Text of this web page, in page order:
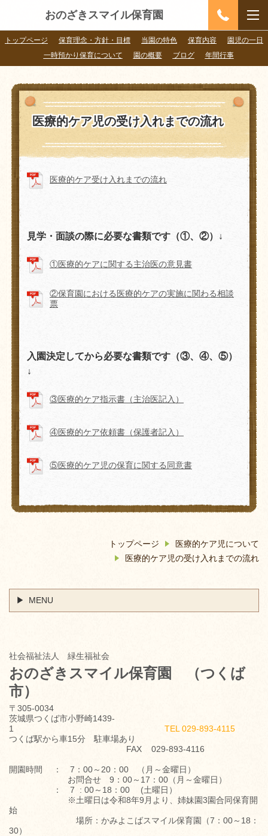
おのざきスマイル保育園
トップページ 保育理念・方針・目標 当園の特色 保育内容
園児の一日
一時預かり保育について
園の概要 ブログ 年間行事
医療的ケア児の受け入れまでの流れ
医療的ケア受け入れまでの流れ
見学・面談の際に必要な書類です（①、②）↓
①医療的ケアに関する主治医の意見書
②保育園における医療的ケアの実施に関わる相談
票
入園決定してから必要な書類です（③、④、⑤）
↓
③医療的ケア指示書（主治医記入）
④医療的ケア依頼書（保護者記入）
⑤医療的ケア児の保育に関する同意書
トップページ
医療的ケア児について
医療的ケア児の受け入れまでの流れ
MENU
社会福祉法人 緑生福祉会
おのざきスマイル保育園
（つくば
市）
〒305-0034
茨城県つくば市小野崎1439-
1 TEL 029-893-4115
つくば駅から車15分 駐車場あり
FAX 029-893-4116
開園時間 ： 7：00～20：00 （月～金曜日）
お問合せ 9：00～17：00（月～金曜日）
： 7 : 00～18：00 (土曜日）
※土曜日は令和8年9月より、姉妹園3園合同保育開
始
場所：かみよこばスマイル保育園（7：00～18：
30）